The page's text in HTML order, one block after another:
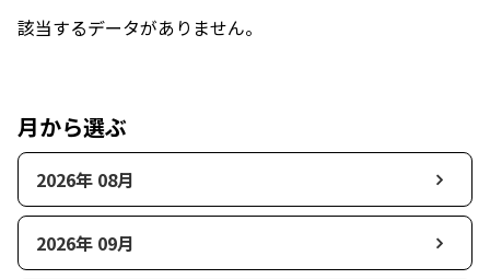
該当するデータがありません。
月から選ぶ
2026年 08月
2026年 09月